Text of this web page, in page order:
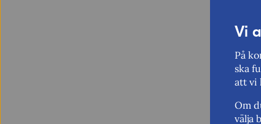
Vi
På
ska
att vi
Om
välja